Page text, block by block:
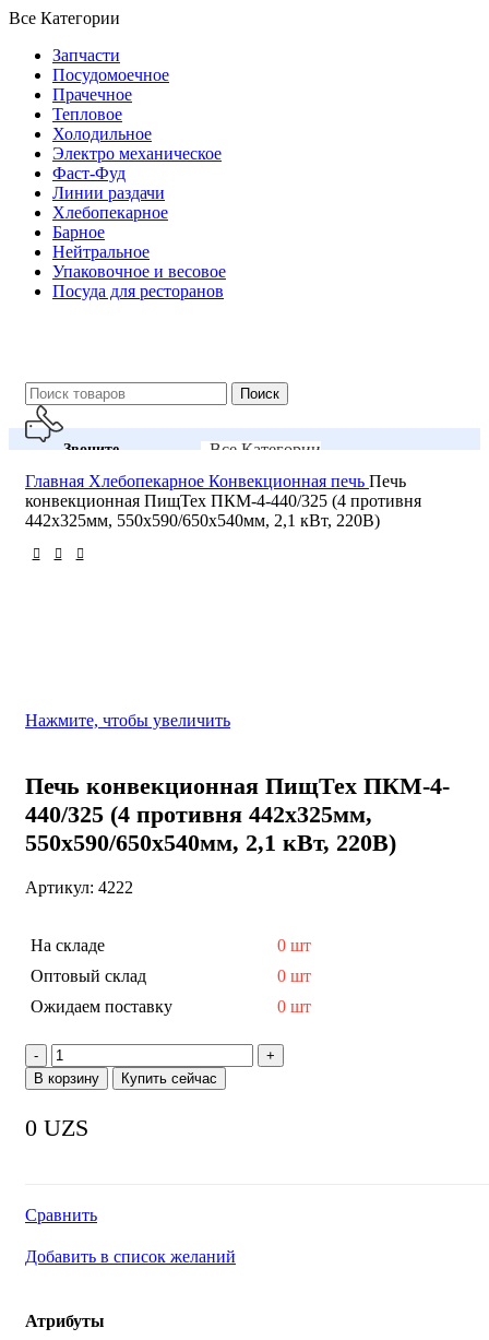
Все Категории
Запчасти
Посудомоечное
Прачечное
Тепловое
Холодильное
Электро механическое
Фаст-Фуд
Линии раздачи
Хлебопекарное
Барное
Нейтральное
Упаковочное и весовое
Посуда для ресторанов
Поиск
Звоните
+99855-503-55-54
Напишите нам в телеграм
Все Категории
О Компании
Контакты
Сервис центр
Поиск
Главная Хлебопекарное Конвекционная печь Печь
конвекционная ПищТех ПКМ-4-440/325 (4 противня
442х325мм, 550х590/650х540мм, 2,1 кВт, 220В)
Нажмите, чтобы увеличить
Печь конвекционная ПищТех ПКМ-4-
440/325 (4 противня 442х325мм,
550х590/650х540мм, 2,1 кВт, 220В)
Артикул: 4222
На складе
0 шт
Оптовый склад
0 шт
Ожидаем поставку
0 шт
Количество
товара
Печь
ПищТех
противня
442х325мм,
550х590/650х540мм,
2,1
В корзину Купить сейчас
0 UZS
Сравнить
Добавить в список желаний
Атрибуты